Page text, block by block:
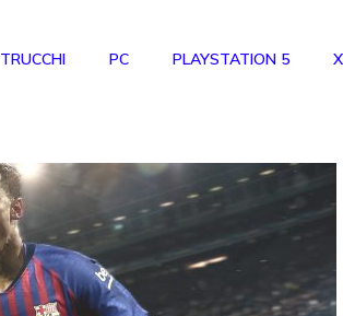
TRUCCHI PC PLAYSTATION 5